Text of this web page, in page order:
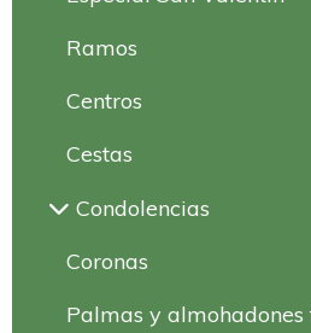
Ramos
Centros
Cestas
Condolencias
Coronas
Palmas y almohadones